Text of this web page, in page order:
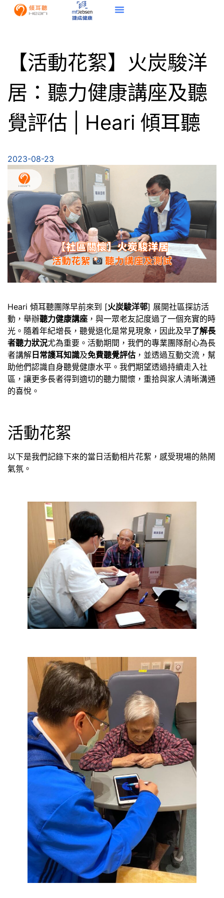
【活動花絮】火炭駿洋
居：聽力健康講座及聽
覺評估 | Heari 傾耳聽
2023-08-23
Heari 傾耳聽團隊早前來到 [火炭駿洋邨] 展開社區探訪活
動，舉辦聽力健康講座 ，與一眾老友記度過了一個充實的時
光。隨着年紀增長，聽覺退化是常見現象，因此及早了解長
者聽力狀況尤為重要。活動期間，我們的專業團隊耐心為長
者講解 日常護耳知識及免費聽覺評估 ，並透過互動交流，幫
助他們認識自身聽覺健康水平。我們期望透過持續走入社
區，讓更多長者得到適切的聽力關懷，重拾與家人清晰溝通
的喜悅。
活動花絮
以下是我們記錄下來的當日活動相片花絮，感受現場的熱鬧
氣氛。